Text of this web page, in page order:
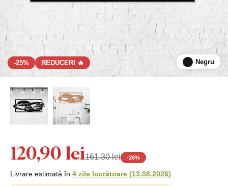
-25% REDUCERI 🔥 Negru
120,90 lei161,30 lei -26%
Livrare estimată în 4 zile lucrătoare (13.08.2026)